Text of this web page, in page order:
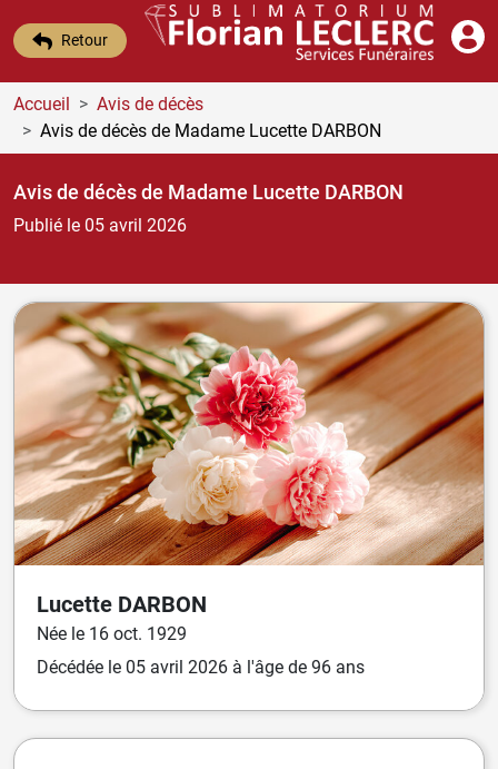
Retour
Accueil
Avis de décès
Avis de décès de Madame Lucette DARBON
Avis de décès de Madame Lucette DARBON
Publié le 05 avril 2026
Lucette DARBON
Née le 16 oct. 1929
Décédée le 05 avril 2026 à l'âge de 96 ans